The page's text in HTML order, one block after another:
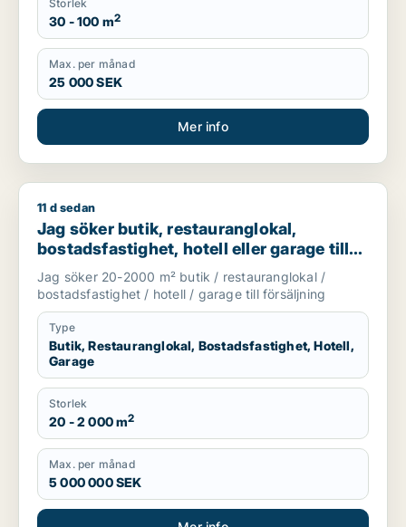
Storlek
30 - 100 m2
Max. per månad
25 000 SEK
Mer info
Jag söker butik, restauranglokal, bostadsfastighet, hotell
11 d sedan
Jag söker butik, restauranglokal,
bostadsfastighet, hotell eller garage till
salu i Stockholms län
Jag söker 20-2000 m² butik / restauranglokal /
bostadsfastighet / hotell / garage till försäljning
Type
Butik, Restauranglokal, Bostadsfastighet, Hotell,
Garage
Storlek
20 - 2 000 m2
Max. per månad
5 000 000 SEK